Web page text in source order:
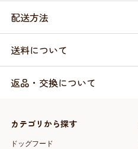
配送方法
送料について
返品・交換について
カテゴリから探す
ドッグフード